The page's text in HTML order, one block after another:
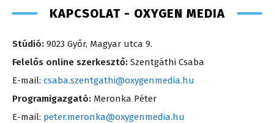
KAPCSOLAT - OXYGEN MEDIA
Stúdió: 9023 Győr, Magyar utca 9.
Felelős online szerkesztő: Szentgáthi Csaba
E-mail: csaba.szentgathi@oxygenmedia.hu
Programigazgató: Meronka Péter
E-mail: peter.meronka@oxygenmedia.hu